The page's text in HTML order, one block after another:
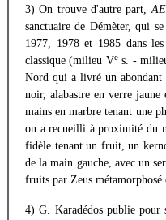
3) On trouve d'autre part,
sanctuaire de Démèter, qui
1977, 1978 et 1985 dans
classique (milieu Ves. -
Nord qui a livré un
noir, alabastre en verre jaune
mains en marbre tenant une
on a recueilli à proximité du
fidèle tenant un fruit, un
de la main gauche, avec un
fruits par Zeus
4) G. Karadédos publie